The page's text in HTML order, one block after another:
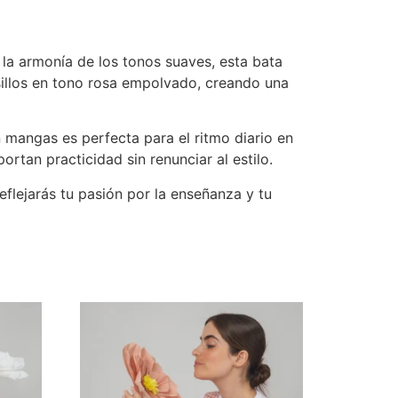
armonía de los tonos suaves, esta bata
en tono rosa empolvado, creando una
es perfecta para el ritmo diario en
practicidad sin renunciar al estilo.
tu pasión por la enseñanza y tu